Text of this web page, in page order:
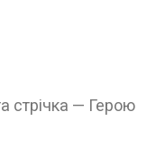
стрічка — Герою